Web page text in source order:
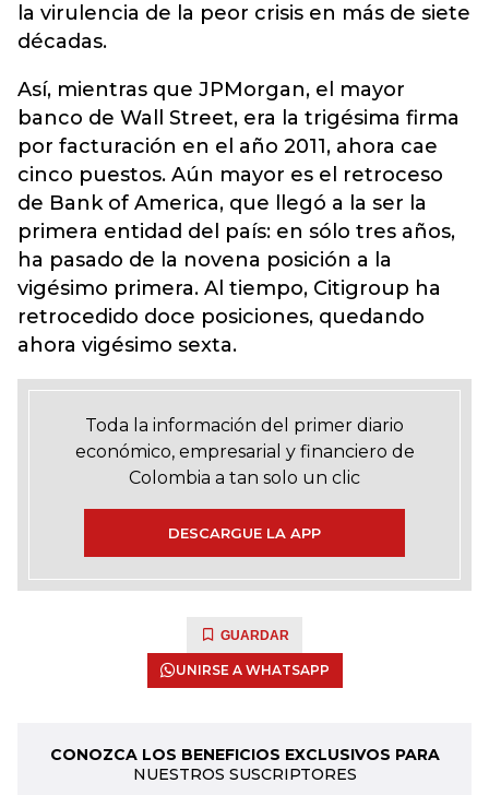
la virulencia de la peor crisis en más de siete
décadas.
Así, mientras que JPMorgan, el mayor
banco de Wall Street, era la trigésima firma
por facturación en el año 2011, ahora cae
cinco puestos. Aún mayor es el retroceso
de Bank of America, que llegó a la ser la
primera entidad del país: en sólo tres años,
ha pasado de la novena posición a la
vigésimo primera. Al tiempo, Citigroup ha
retrocedido doce posiciones, quedando
ahora vigésimo sexta.
Toda la información del primer diario
económico, empresarial y financiero de
Colombia a tan solo un clic
DESCARGUE LA APP
GUARDAR
UNIRSE A WHATSAPP
CONOZCA LOS BENEFICIOS EXCLUSIVOS PARA
NUESTROS SUSCRIPTORES